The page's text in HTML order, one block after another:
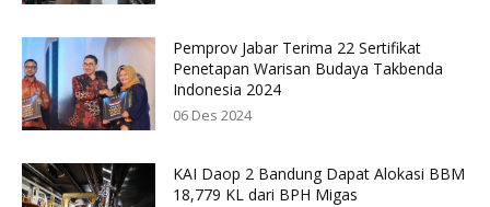
Pemprov Jabar Terima 22 Sertifikat
Penetapan Warisan Budaya Takbenda
Indonesia 2024
06 Des 2024
KAI Daop 2 Bandung Dapat Alokasi BBM
18,779 KL dari BPH Migas